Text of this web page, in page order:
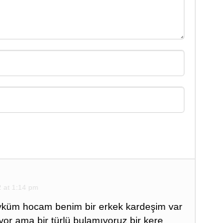
at 1:14 pm
hocam benim bir erkek kardeşim var
ama bir türlü bulamıyoruz bir kere